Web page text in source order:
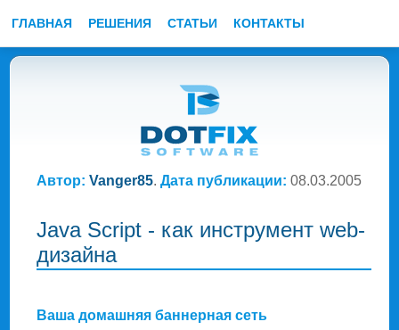
Автор:Vanger85.Дата публикации:08.03.2005
Java Script - как инструмент web-
дизайна
Ваша домашняя баннерная сеть
ГЛАВНАЯ РЕШЕНИЯ СТАТЬИ КОНТАКТЫ